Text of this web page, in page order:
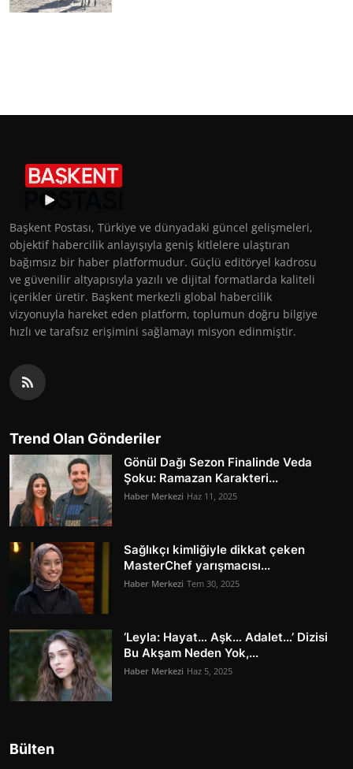
Başkent Postası, Türkiye ve dünyadaki güncel gelişmeleri,
objektif habercilik anlayışıyla geniş kitlelere ulaştıran
bağımsız bir haber platformudur. Güçlü editöryel kadrosu
ve güvenilir altyapısıyla yazılı ve dijital formatlarda kaliteli
içerikler üretir. Başkent merkezli global habercilik
vizyonuyla hareket eden platform, toplumun doğru bilgiye
hızlı ve tarafsız erişimini sağlamayı misyon edinmiştir.
Trend Olan Gönderiler
Gönül Dağı Sezon Finalinde Veda
Şoku: Ramazan Karakteri...
Haber Merkezi Haz 11, 2025
Sağlıkçı kimliğiyle dikkat çeken
MasterChef yarışmacısı...
Haber Merkezi Tem 30, 2025
‘Leyla: Hayat… Aşk… Adalet…’ Dizisi
Bu Akşam Neden Yok,...
Haber Merkezi Haz 5, 2025
Bülten